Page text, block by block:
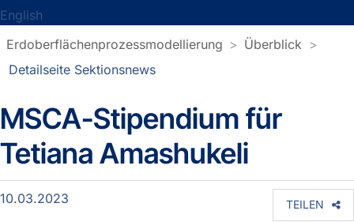
English
Erdoberflächenprozessmodellierung
Überblick
Detailseite Sektionsnews
Detailseite Sektionsnews
MSCA-Stipendium für
Tetiana Amashukeli
10.03.2023 TEILEN